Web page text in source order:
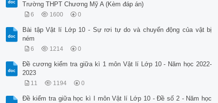
Trường THPT Chương Mỹ A (Kèm đáp án)
6 1600 0
Bài tập Vật lí Lớp 10 - Sự rơi tự do và chuyển động của vật bị
ném
6 1214 0
Đề cương kiểm tra giữa kì 1 môn Vật lí Lớp 10 - Năm học 2022-
2023
11 1194 0
Đề kiểm tra giữa học kì I môn Vật lí Lớp 10 - Đề số 2 - Năm học